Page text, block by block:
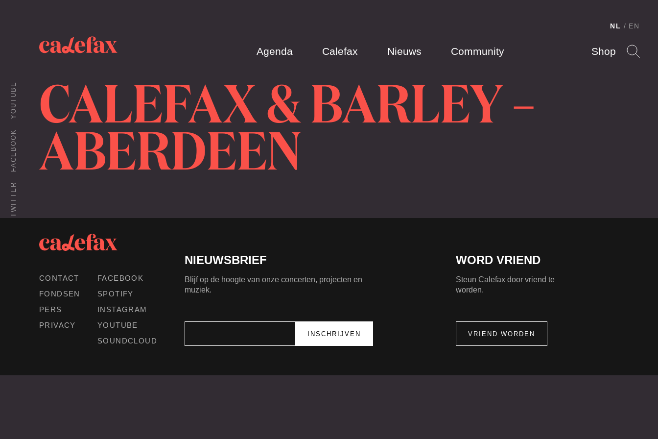
Agenda Calefax Nieuws Community Shop
NL EN
TWITTER
FACEBOOK
YOUTUBE CALEFAX & BARLEY –
ABERDEEN
CONTACT
FONDSEN
PERS
PRIVACY
FACEBOOK
SPOTIFY
INSTAGRAM
YOUTUBE
SOUNDCLOUD
NIEUWSBRIEF
Blijf op de hoogte van onze concerten, projecten en
muziek.
WORD VRIEND
Steun Calefax door vriend te
worden.
VRIEND WORDEN